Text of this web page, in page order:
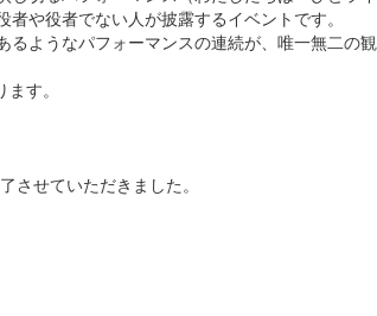
や役者でない人が披露するイベントです。
ようなパフォーマンスの連続が、唯一無二の観
す。
させていただきました。